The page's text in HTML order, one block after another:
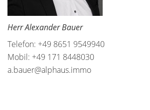
Herr Alexander Bauer
Telefon: +49 8651 9549940
Mobil: +49 171 8448030
a.bauer@alphaus.immo